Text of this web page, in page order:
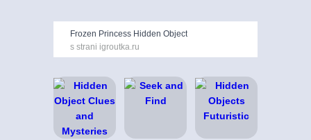
Frozen Princess Hidden Object
s strani igroutka.ru